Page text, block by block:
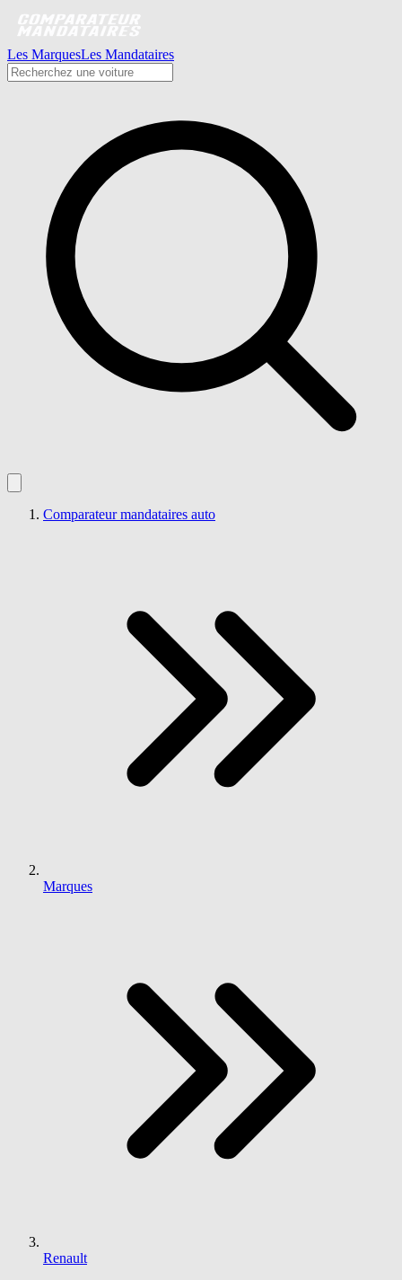
Les MarquesLes Mandataires
Comparateur mandataires auto
Marques
Renault